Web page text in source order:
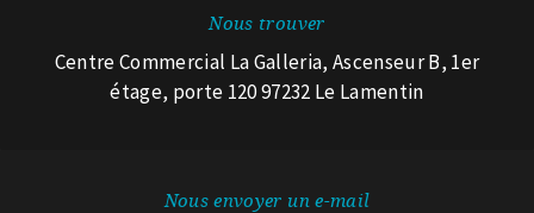
Nous trouver
Centre Commercial La Galleria, Ascenseur B, 1er
étage, porte 120 97232 Le Lamentin
Nous envoyer un e-mail